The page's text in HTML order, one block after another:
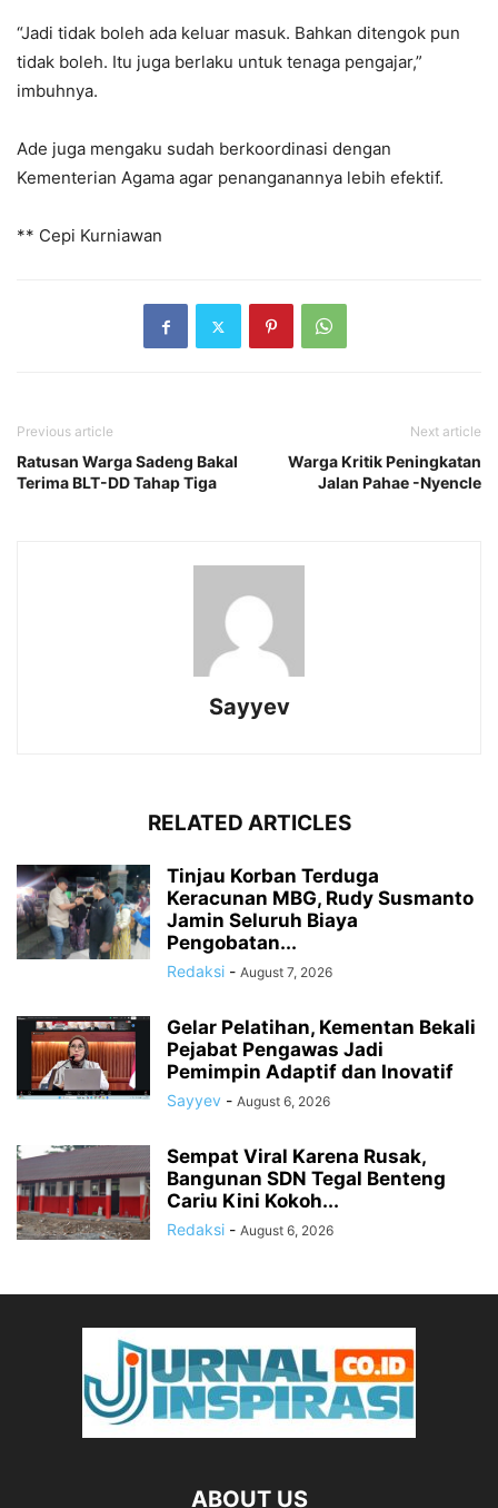
“Jadi tidak boleh ada keluar masuk. Bahkan ditengok pun
tidak boleh. Itu juga berlaku untuk tenaga pengajar,”
imbuhnya.
Ade juga mengaku sudah berkoordinasi dengan
Kementerian Agama agar penanganannya lebih efektif.
** Cepi Kurniawan
Previous article
Ratusan Warga Sadeng Bakal
Terima BLT-DD Tahap Tiga
Next article
Warga Kritik Peningkatan
Jalan Pahae -Nyencle
Sayyev
RELATED ARTICLES
Tinjau Korban Terduga
Keracunan MBG, Rudy Susmanto
Jamin Seluruh Biaya
Pengobatan...
Redaksi - August 7, 2026
Gelar Pelatihan, Kementan Bekali
Pejabat Pengawas Jadi
Pemimpin Adaptif dan Inovatif
Sayyev - August 6, 2026
Sempat Viral Karena Rusak,
Bangunan SDN Tegal Benteng
Cariu Kini Kokoh...
Redaksi - August 6, 2026
ABOUT US